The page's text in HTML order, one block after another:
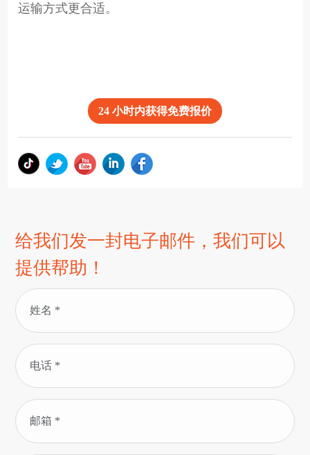
运输方式更合适。
24 小时内获得免费报价
给我们发一封电子邮件，我们可以
提供帮助！